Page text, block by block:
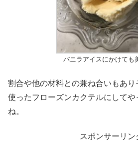
バニラアイスにかけても
割合や他の材料との兼ね合いもあ
使ったフローズンカクテルにして
ね。
スポンサーリン